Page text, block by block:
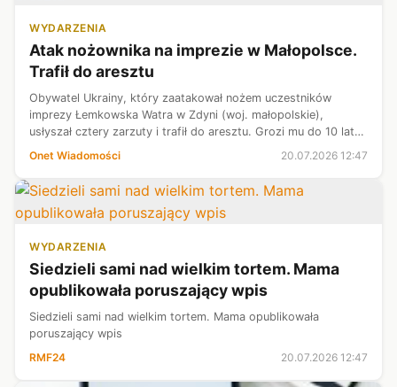
WYDARZENIA
Atak nożownika na imprezie w Małopolsce.
Trafił do aresztu
Obywatel Ukrainy, który zaatakował nożem uczestników
imprezy Łemkowska Watra w Zdyni (woj. małopolskie),
usłyszał cztery zarzuty i trafił do aresztu. Grozi mu do 10 lat
Onet Wiadomości 20.07.2026 12:47
WYDARZENIA
Siedzieli sami nad wielkim tortem. Mama
opublikowała poruszający wpis
Siedzieli sami nad wielkim tortem. Mama opublikowała
poruszający wpis
RMF24
20.07.2026 12:47